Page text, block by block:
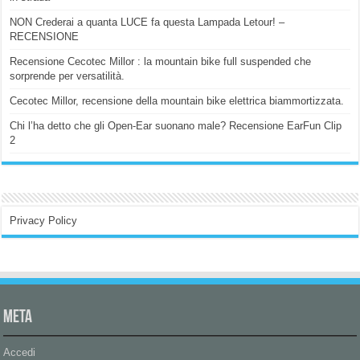
NON Crederai a quanta LUCE fa questa Lampada Letour! –
RECENSIONE
Recensione Cecotec Millor : la mountain bike full suspended che
sorprende per versatilità.
Cecotec Millor, recensione della mountain bike elettrica biammortizzata.
Chi l’ha detto che gli Open-Ear suonano male? Recensione EarFun Clip
2
Privacy Policy
Meta
Accedi